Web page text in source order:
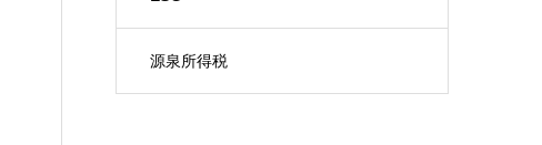
源泉所得税